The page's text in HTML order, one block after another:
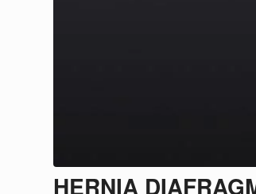
HERNIA